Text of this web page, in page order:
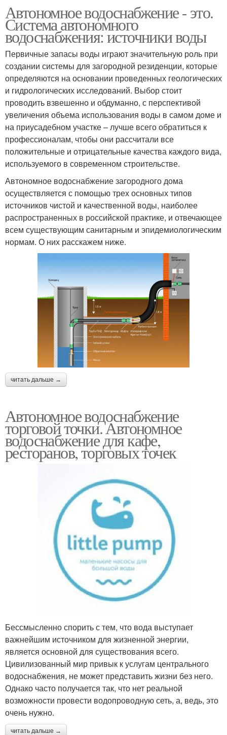
Автономное водоснабжение - это.
Система автономного
водоснабжения: источники воды
Первичные запасы воды играют значительную роль при
создании системы для загородной резиденции, которые
определяются на основании проведенных геологических
и гидрологических исследований. Выбор стоит
проводить взвешенно и обдуманно, с перспективой
увеличения объема использования воды в самом доме и
на приусадебном участке – лучше всего обратиться к
профессионалам, чтобы они рассчитали все
положительные и отрицательные качества каждого вида,
используемого в современном строительстве.
Автономное водоснабжение загородного дома
осуществляется с помощью трех основных типов
источников чистой и качественной воды, наиболее
распространенных в российской практике, и отвечающее
всем существующим санитарным и эпидемиологическим
нормам. О них расскажем ниже.
читать дальше →
Автономное водоснабжение
торговой точки. Автономное
водоснабжение для кафе,
ресторанов, торговых точек
Бессмысленно спорить с тем, что вода выступает
важнейшим источником для жизненной энергии,
является основной для существования всего.
Цивилизованный мир привык к услугам центрального
водоснабжения, не может представить жизни без него.
Однако часто получается так, что нет реальной
возможности провести водопроводную сеть, а, ведь, это
очень нужно.
читать дальше →